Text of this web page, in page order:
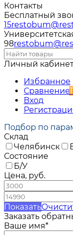
Контакты
Бесплатный
15
98
Личный
Избранное
Сравнение
Вход
Подбор по
Склад
Челябинск
Состояние
Б/У
Цена, руб.
Показать
Заказать
Ваше имя*